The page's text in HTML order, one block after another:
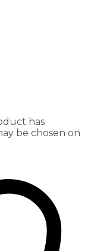
has
be chosen on